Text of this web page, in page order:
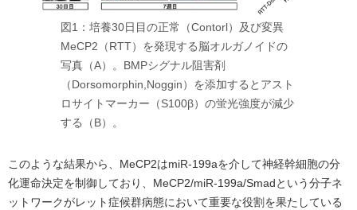
図1：培養30日目の正常（Contorl）及び変異
MeCP2（RTT）を発現する脳オルガノイドの
写真（A）。BMPシグナル阻害剤
（Dorsomorphin,Noggin）を添加するとアスト
ロサイトマーカー（S100β）の蛍光強度が減少
する（B）。
このような結果から、MeCP2はmiR-199aを介して神経幹細胞の分
化運命決定を制御しており、MeCP2/miR-199a/Smadという分子ネ
ットワークがレット症候群病態において重要な役割を果たしている